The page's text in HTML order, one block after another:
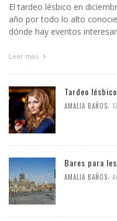
El tardeo lésbico en
año por todo lo alto
dónde hay eventos
Leer más
Tardeo
AMALIA BAÑOS
Bares para
AMALIA BAÑOS